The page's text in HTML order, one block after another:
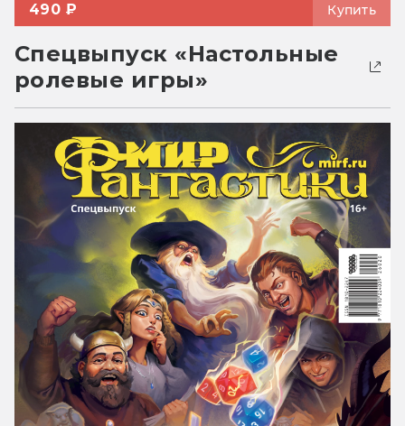
490 ₽ Купить
Спецвыпуск «Настольные
ролевые игры»